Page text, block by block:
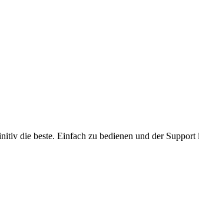
die beste. Einfach zu bedienen und der Support